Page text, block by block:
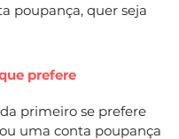
poupança, quer seja
prefere
primeiro se prefere
uma conta poupança